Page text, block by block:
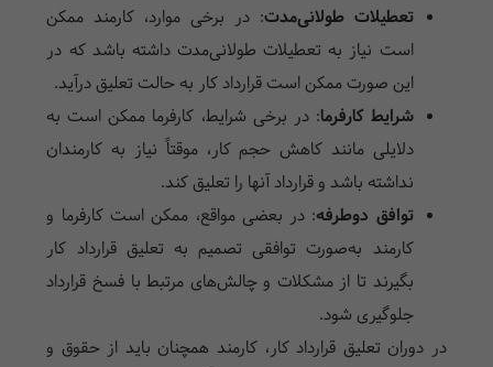
تعطیلات طولانی‌مدت: در برخی موارد، کارمند ممکن
است نیاز به تعطیلات طولانی‌مدت داشته باشد که در
این صورت ممکن است قرارداد کار به حالت تعلیق درآید.
شرایط کارفرما: در برخی شرایط، کارفرما ممکن است به
دلایلی مانند کاهش حجم کار، موقتاً نیاز به کارمندان
نداشته باشد و قرارداد آنها را تعلیق کند.
توافق دوطرفه: در بعضی مواقع، ممکن است کارفرما و
کارمند به‌صورت توافقی تصمیم به تعلیق قرارداد کار
بگیرند تا از مشکلات و چالش‌های مرتبط با فسخ قرارداد
جلوگیری شود.
در دوران تعلیق قرارداد کار، کارمند همچنان باید از حقوق و